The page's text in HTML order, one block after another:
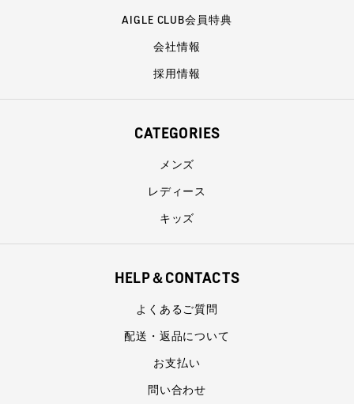
AIGLE CLUB会員特典
会社情報
採用情報
CATEGORIES
メンズ
レディース
キッズ
HELP＆CONTACTS
よくあるご質問
配送・返品について
お支払い
問い合わせ